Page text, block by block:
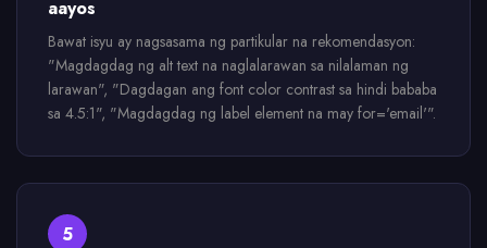
aayos
Bawat isyu ay nagsasama ng partikular na rekomendasyon:
"Magdagdag ng alt text na naglalarawan sa nilalaman ng
larawan", "Dagdagan ang font color contrast sa hindi bababa
sa 4.5:1", "Magdagdag ng label element na may for='email'".
5